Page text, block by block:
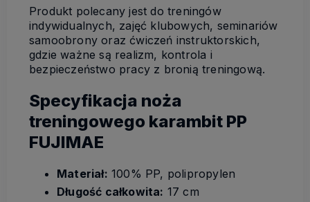
Produkt polecany jest do treningów
indywidualnych, zajęć klubowych, seminariów
samoobrony oraz ćwiczeń instruktorskich,
gdzie ważne są realizm, kontrola i
bezpieczeństwo pracy z bronią treningową.
Specyfikacja noża
treningowego karambit PP
FUJIMAE
Materiał: 100% PP, polipropylen
Długość całkowita: 17 cm